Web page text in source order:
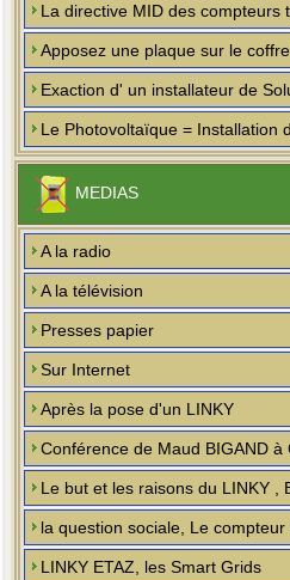
La directive MID des compteurs
Apposez une plaque sur le
Exaction d' un installateur de
Le Photovoltaïque = Installation
MEDIAS
A la radio
A la télévision
Presses papier
Sur Internet
Après la pose d'un LINKY
Conférence de Maud BIGAND à
Le but et les raisons du LINKY ,
la question sociale, Le compteur
LINKY ETAZ, les Smart Grids